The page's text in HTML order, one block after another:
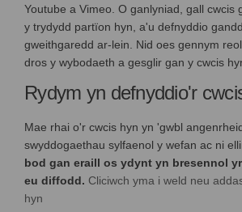
Youtube a Vimeo. O ganlyniad, gall cwcis
y trydydd partïon hyn, a'u defnyddio
gweithgaredd ar-lein. Nid oes gennym
dros y wybodaeth a gesglir gan y cwcis
Rydym yn defnyddio'r
Mae rhai o'r cwcis hyn yn 'gwbl
swyddogaethau sylfaenol y wefan ac ni
bod gan eraill os ydynt yn bresennol
eu diffodd. Cliciwch yma i weld neu
hyn